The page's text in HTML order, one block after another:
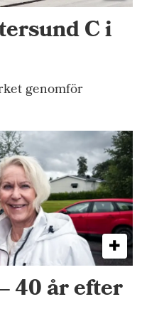
C i
genomför
40 år efter